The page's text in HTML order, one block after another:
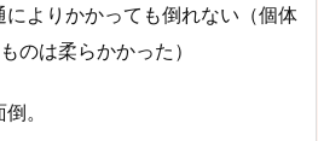
よりかかっても倒れない（個体
のは柔らかかった）
。